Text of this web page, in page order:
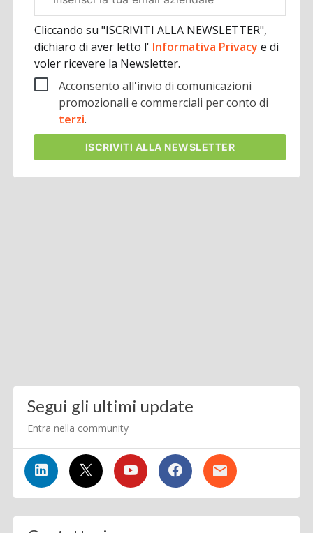
aziendale
Cliccando su "ISCRIVITI ALLA NEWSLETTER",
dichiaro di aver letto l' Informativa Privacye di
voler ricevere la Newsletter.
Acconsento all'invio di comunicazioni
promozionali e commerciali per conto di
terzi.
ISCRIVITI ALLA NEWSLETTER
Segui gli ultimi update
Entra nella community